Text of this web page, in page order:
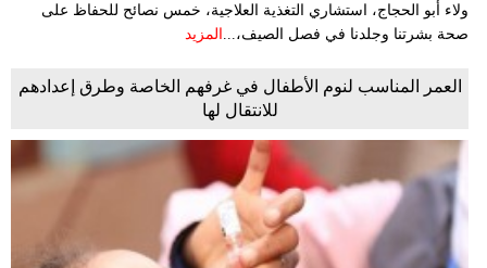
علوم
بيئة
مدوَّنات
ولاء أبو الحجاج، استشاري التغذية العلاجية، خمس نصائح للحفاظ على
صحة بشرتنا وجلدنا في فصل الصيف،... المزيد
العمر المناسب لنوم الأطفال في غرفهم الخاصة وطرق إعدادهم
للانتقال لها